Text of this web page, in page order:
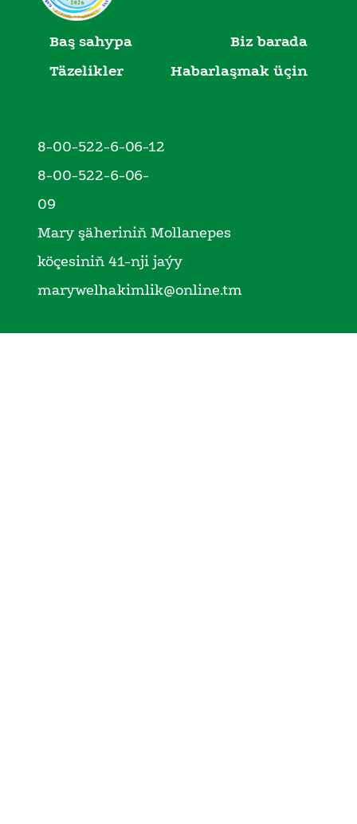
Baş sahypa
Biz barada
Täzelikler
Habarlaşmak üçin
8-00-522-6-06-12
8-00-522-6-06-
09
Mary şäheriniň Mollanepes
köçesiniň 41-nji jaýy
marywelhakimlik@online.tm